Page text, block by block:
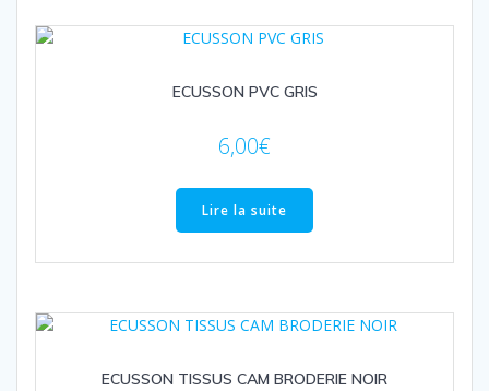
ECUSSON PVC GRIS
6,00€
Lire la suite
ECUSSON TISSUS CAM BRODERIE NOIR